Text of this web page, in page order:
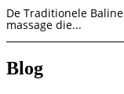
De Traditionele
massage die...
Blog